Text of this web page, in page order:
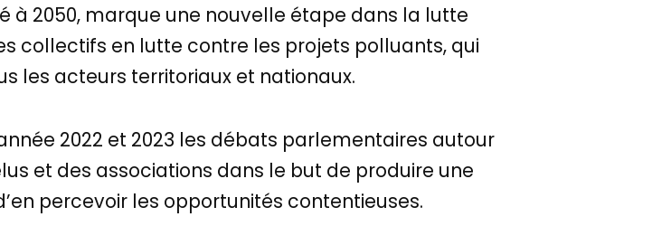
à 2050, marque une nouvelle étape dans la lutte
collectifs en lutte contre les projets polluants, qui
les acteurs territoriaux et nationaux.
2022 et 2023 les débats parlementaires autour
et des associations dans le but de produire une
percevoir les opportunités contentieuses.